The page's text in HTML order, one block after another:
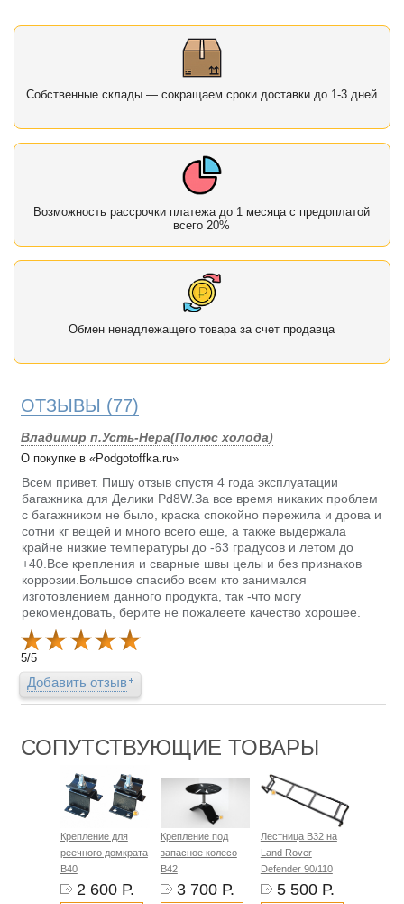
Собственные склады — сокращаем сроки доставки до 1-3 дней
Возможность рассрочки платежа до 1 месяца с предоплатой
всего 20%
Обмен ненадлежащего товара за счет продавца
ОТЗЫВЫ (77)
Владимир п.Усть-Нера(Полюс холода)
О покупке в «Podgotoffka.ru»
Всем привет. Пишу отзыв спустя 4 года эксплуатации
багажника для Делики Pd8W.За все время никаких проблем
с багажником не было, краска спокойно пережила и дрова и
сотни кг вещей и много всего еще, а также выдержала
крайне низкие температуры до -63 градусов и летом до
+40.Все крепления и сварные швы целы и без признаков
коррозии.Большое спасибо всем кто занимался
изготовлением данного продукта, так -что могу
рекомендовать, берите не пожалеете качество хорошее.
5/5
Добавить отзыв
СОПУТСТВУЮЩИЕ ТОВАРЫ
Крепление для
реечного домкрата
B40
2 600 Р.
Крепление под
запасное колесо
B42
3 700 Р.
Лестница B32 на
Land Rover
Defender 90/110
5 500 Р.